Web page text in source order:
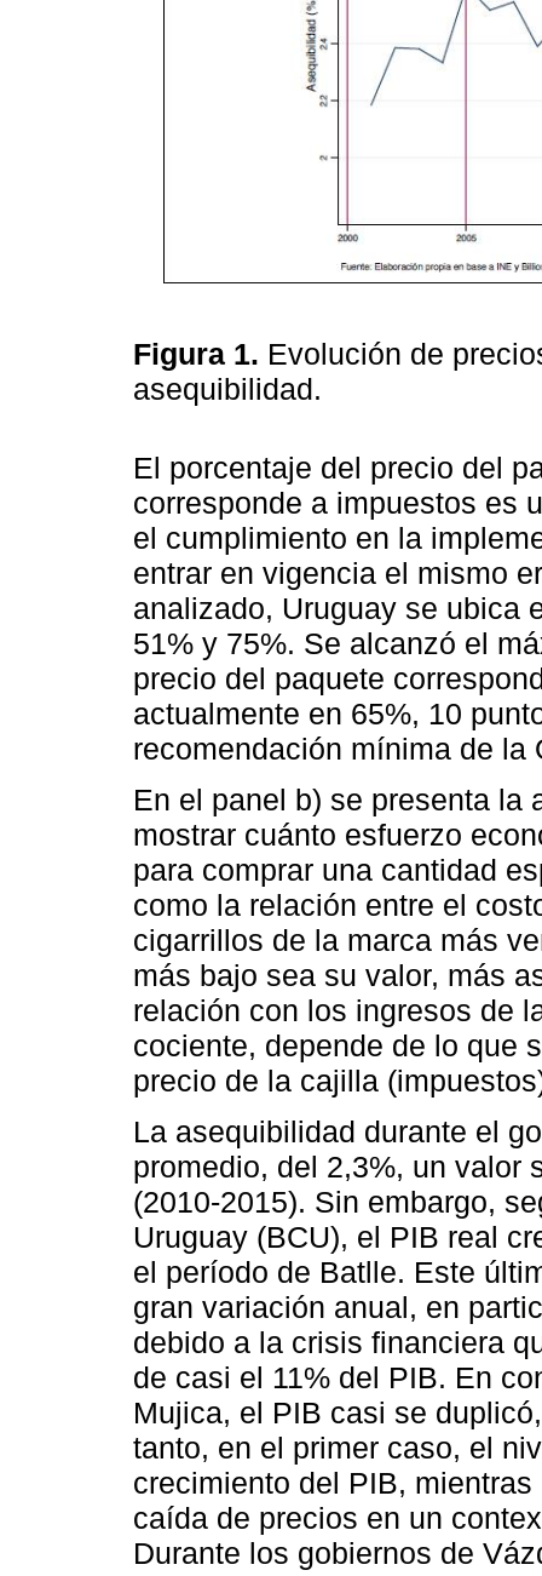
Figura 1. Evolución de
asequibilidad.
El porcentaje del precio del
corresponde a impuestos es
el cumplimiento en la
entrar en vigencia el mismo
analizado, Uruguay se ubica
51% y 75%. Se alcanzó el
precio del paquete
actualmente en 65%, 10
recomendación mínima de la
En el panel b) se presenta la
mostrar cuánto esfuerzo
para comprar una cantidad
como la relación entre el
cigarrillos de la marca más
más bajo sea su valor, más
relación con los ingresos de
cociente, depende de lo que
precio de la cajilla
La asequibilidad durante el
promedio, del 2,3%, un valor
(2010-2015). Sin embargo,
Uruguay (BCU), el PIB real
el período de Batlle. Este
gran variación anual, en
debido a la crisis financiera
de casi el 11% del PIB. En
Mujica, el PIB casi se
tanto, en el primer caso, el
crecimiento del PIB,
caída de precios en un
Durante los gobiernos de